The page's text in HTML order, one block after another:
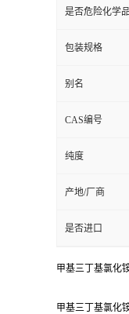
是否危险化学品
包装规格
别名
CAS编号
纯度
产地/厂商
是否进口
甲基三丁基氯化
甲基三丁基氯化